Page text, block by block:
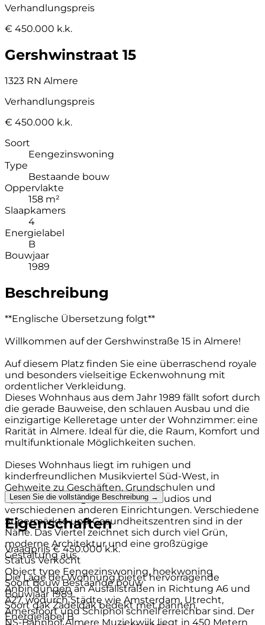
Verhandlungspreis
€ 450.000 k.k.
Gershwinstraat 15
1323 RN Almere
Verhandlungspreis
€ 450.000 k.k.
Soort
Eengezinswoning
Type
Bestaande bouw
Oppervlakte
158 m²
Slaapkamers
4
Energielabel
B
Bouwjaar
1989
Beschreibung
**Englische Übersetzung folgt**
Willkommen auf der Gershwinstraße 15 in Almere!
Auf diesem Platz finden Sie eine überraschend royale
und besonders vielseitige Eckenwohnung mit
ordentlicher Verkleidung.
Dieses Wohnhaus aus dem Jahr 1989 fällt sofort durch
die gerade Bauweise, den schlauen Ausbau und die
einzigartige Kelleretage unter der Wohnzimmer: eine
Rarität in Almere. Ideal für die, die Raum, Komfort und
multifunktionale Möglichkeiten suchen.
Dieses Wohnhaus liegt im ruhigen und
kinderfreundlichen Musikviertel Süd-West, in
Gehweite zu Geschäften, Grundschulen und
Sporteinrichtungen wie Fitnessstudios und
verschiedenen anderen Einrichtungen. Verschiedene
Supermärkte und Gesundheitszentren sind in der
Nähe. Das Viertel zeichnet sich durch viel Grün,
moderne Architektur und eine großzügige
Gestaltung aus.
Die Lage der Wohnung bietet hervorragende
Anbindungen an Ausfallstraßen in Richtung A6 und
A27, wodurch Städte wie Amsterdam, Utrecht,
Amersfoort und Schiphol schnell erreichbar sind. Der
NS-Bahnhof Almere Muziekwijk liegt in 450 Metern
Lesen Sie die vollständige Beschreibung →
Eigenschaften
Vraagprijs € 450.000 k.k.
Status Verkocht
Object type Eengezinswoning, hoekwoning
Soort bouw Bestaande bouw
Bouwjaar 1989
Soort dak Zadeldak bedekt met pannen
Energielabel B